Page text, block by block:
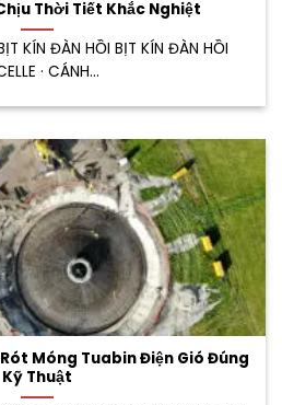
Thời Tiết Khắc Nghiệt
KÍN ĐÀN HỒI BỊT KÍN ĐÀN HỒI
· CÁNH...
Móng Tuabin Điện Gió Đúng
Kỹ Thuật